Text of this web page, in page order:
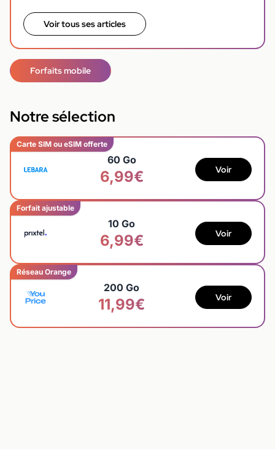
Voir tous ses articles
Forfaits mobile
Notre sélection
Carte SIM ou eSIM offerte
60 Go
6,99€ Voir
Forfait ajustable
10 Go
6,99€ Voir
Réseau Orange
200 Go
11,99€ Voir